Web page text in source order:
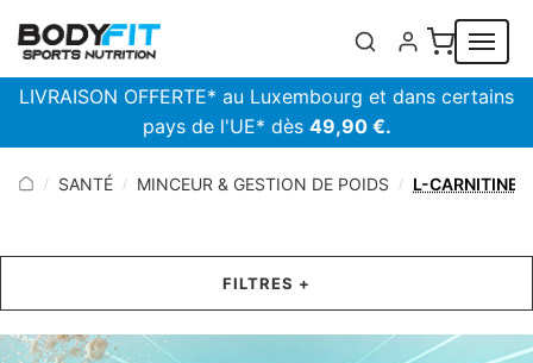
LIVRAISON OFFERTE* au Luxembourg et dans certains
pays de l'UE* dès 49,90 €.
/ SANTÉ / MINCEUR & GESTION DE POIDS / L-CARNITINE
FILTRES +